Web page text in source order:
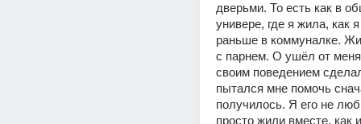
дверьми. То есть как в
универе, где я жила, как
раньше в коммуналке.
с парнем. О ушёл от
своим поведением
пытался мне помочь
получилось. Я его не
просто жили вместе, как